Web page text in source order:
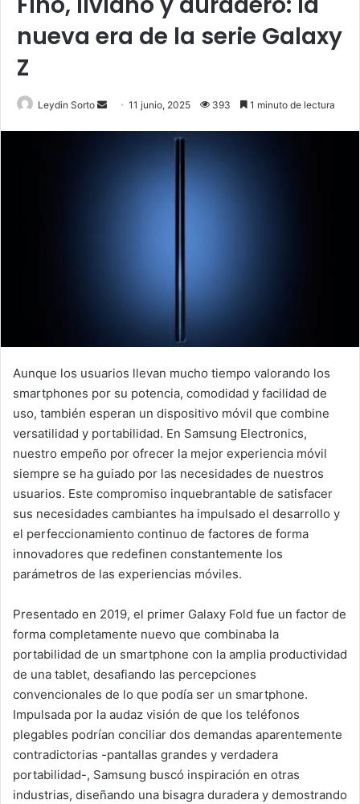
nueva era de la serie Galaxy
Z
Leydin Sorto
Send11 junio, 2025 393 1 minuto de lectura
Aunque los usuarios llevan mucho tiempo valorando los
smartphones por su potencia, comodidad y facilidad de
uso, también esperan un dispositivo móvil que combine
versatilidad y portabilidad. En Samsung Electronics,
nuestro empeño por ofrecer la mejor experiencia móvil
siempre se ha guiado por las necesidades de nuestros
usuarios. Este compromiso inquebrantable de satisfacer
sus necesidades cambiantes ha impulsado el desarrollo y
el perfeccionamiento continuo de factores de forma
innovadores que redefinen constantemente los
parámetros de las experiencias móviles.
Presentado en 2019, el primer Galaxy Fold fue un factor de
forma completamente nuevo que combinaba la
portabilidad de un smartphone con la amplia productividad
de una tablet, desafiando las percepciones
convencionales de lo que podía ser un smartphone.
Impulsada por la audaz visión de que los teléfonos
plegables podrían conciliar dos demandas aparentemente
contradictorias -pantallas grandes y verdadera
portabilidad-, Samsung buscó inspiración en otras
industrias, diseñando una bisagra duradera y demostrando